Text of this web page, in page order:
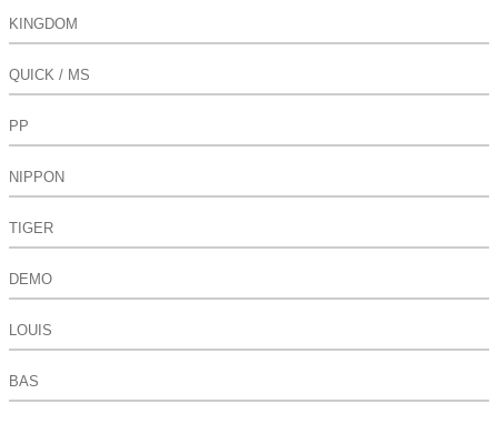
KINGDOM
QUICK / MS
PP
NIPPON
TIGER
DEMO
LOUIS
BAS